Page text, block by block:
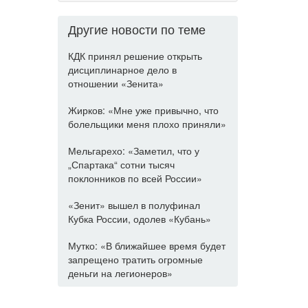
Другие новости по теме
КДК принял решение открыть
дисциплинарное дело в
отношении «Зенита»
Жирков: «Мне уже привычно, что
болельщики меня плохо приняли»
Мельгарехо: «Заметил, что у
„Спартака“ сотни тысяч
поклонников по всей России»
«Зенит» вышел в полуфинал
Кубка России, одолев «Кубань»
Мутко: «В ближайшее время будет
запрещено тратить огромные
деньги на легионеров»